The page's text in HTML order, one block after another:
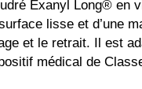
Exanyl Long® en
lisse et d’une
et le retrait. Il est
médical de Classe